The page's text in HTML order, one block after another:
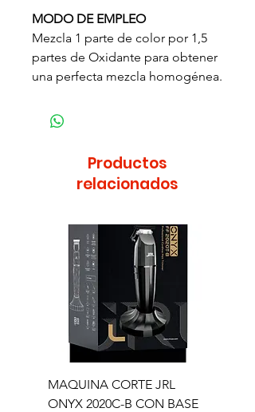
MODO DE EMPLEO
Mezcla 1 parte de color por 1,5
partes de Oxidante para obtener
una perfecta mezcla homogénea.
Productos
relacionados
MAQUINA CORTE JRL
ONYX 2020C-B CON BASE